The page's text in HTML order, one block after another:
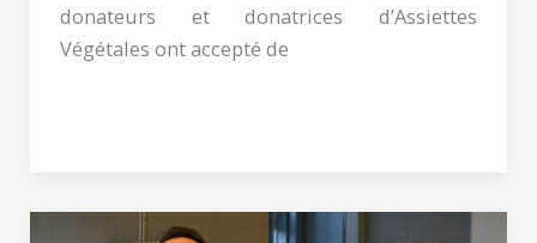
donateurs et donatrices d’Assiettes
Végétales ont accepté de
Montpellier